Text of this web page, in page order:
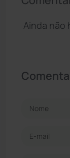
Ainda não